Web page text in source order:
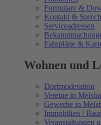
Formulare &
Kontakt &
Serviceadressen
Fahrpläne &
Wohnen und
Dorfmoderation
Vereine in
Gewerbe in
Immobilien /
Veranstaltungen